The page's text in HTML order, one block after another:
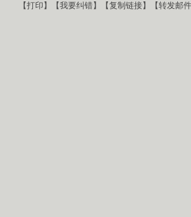
【打印 】【我要纠错】【复制链接】【转发邮件